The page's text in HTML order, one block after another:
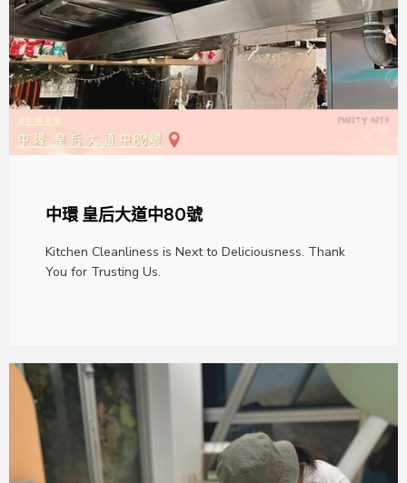
中環 皇后大道中80號
Kitchen Cleanliness is Next to Deliciousness. Thank
You for Trusting Us.